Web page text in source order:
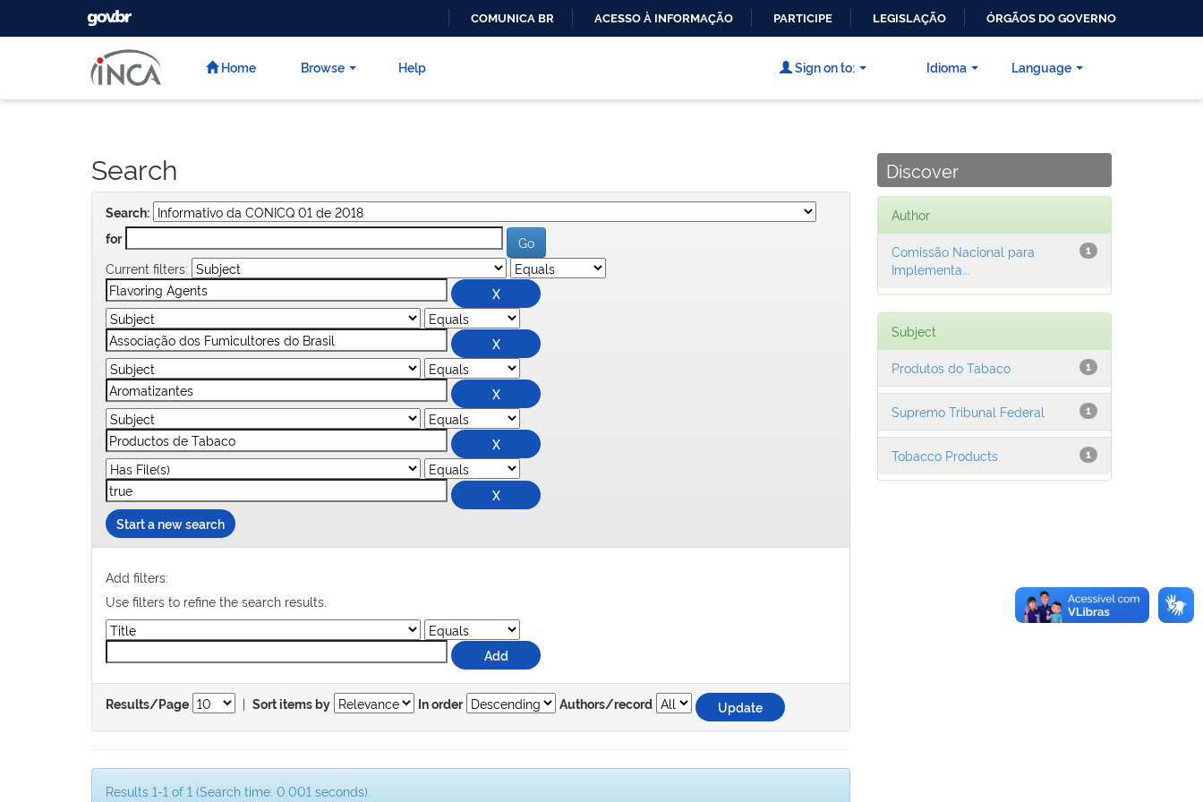
CONTEÚDO
GOVBR
COMUNICA BR ACESSO À INFORMAÇÃO PARTICIPE LEGISLAÇÃO ÓRGÃOS DO GOVERNO
Home Browse Help Language
Sign on to: Idioma
Search
Search:
for
Current filters:
Start a new search
Add filters:
Use filters to refine the search results.
Results/Page | Sort items by In order Authors/record
Results 1-1 of 1 (Search time: 0.001 seconds).
Discover
Author
1
Comissão Nacional para
Implementa...
Subject
1
Produtos do Tabaco
1
Supremo Tribunal Federal
1
Tobacco Products